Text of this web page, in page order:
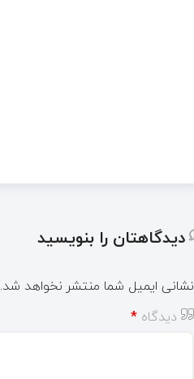
دیدگاهتان را بنویسید
نشانی ایمیل شما منتشر نخواهد شد.
دیدگاه *